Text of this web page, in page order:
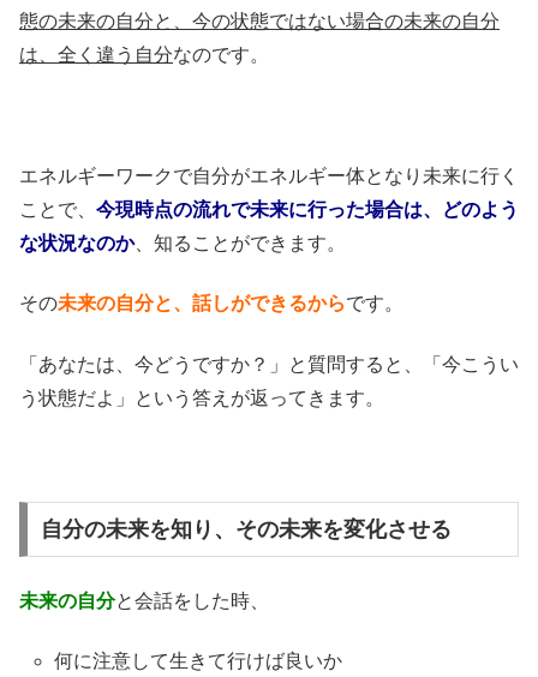
態の未来の自分と、今の状態ではない場合の未来の自分
は、全く違う自分なのです。
エネルギーワークで自分がエネルギー体となり未来に行く
ことで、 今現時点の流れで未来に行った場合は、どのよう
な状況なのか、知ることができます。
その未来の自分と、話しができるからです。
「あなたは、今どうですか？」と質問すると、「今こうい
う状態だよ」という答えが返ってきます。
自分の未来を知り、その未来を変化させる
未来の自分と会話をした時、
何に注意して生きて行けば良いか